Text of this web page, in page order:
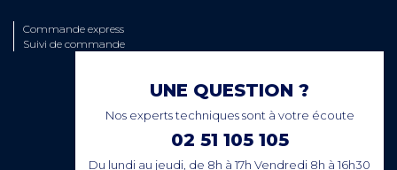
Commande express
Suivi de commande
UNE QUESTION ?
Nos experts techniques sont à votre écoute
02 51 105 105
Du lundi au jeudi, de 8h à 17h Vendredi 8h à 16h30